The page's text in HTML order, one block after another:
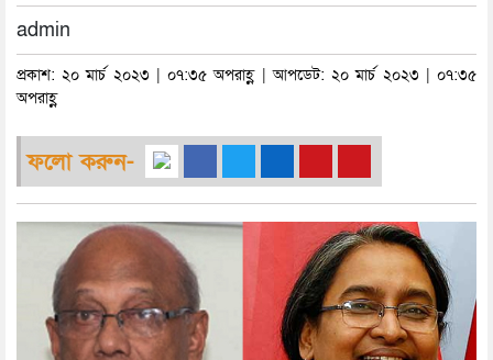
admin
প্রকাশ: ২০ মার্চ ২০২৩ | ০৭:৩৫ অপরাহ্ণ | আপডেট: ২০ মার্চ ২০২৩ | ০৭:৩৫
অপরাহ্ণ
ফলো করুন-